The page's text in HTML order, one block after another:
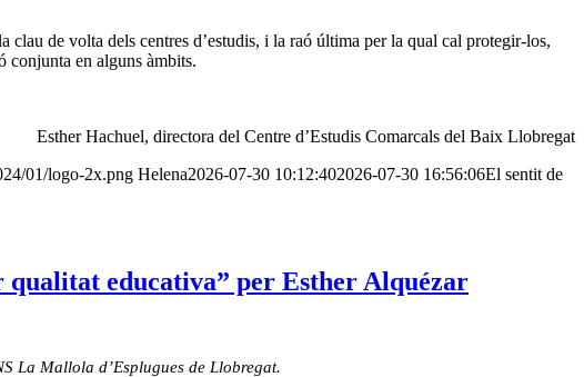
de volta dels centres d’estudis, i la raó última per la qual cal protegir-los,
conjunta en alguns àmbits.
Esther Hachuel, directora del Centre d’Estudis Comarcals del Baix Llobregat
01/logo-2x.png Helena2026-07-30 10:12:402026-07-30 16:56:06El sentit de
qualitat educativa” per Esther Alquézar
La Mallola d’Esplugues de Llobregat.